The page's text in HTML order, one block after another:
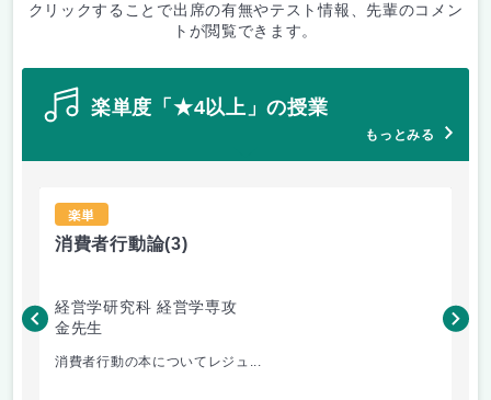
クリックすることで出席の有無やテスト情報、先輩のコメン
トが閲覧できます。
楽単度「★4以上」の授業
もっとみる
楽単
消費者行動論(3)
経営学研究科 経営学専攻
金先生
消費者行動の本についてレジュ...
内